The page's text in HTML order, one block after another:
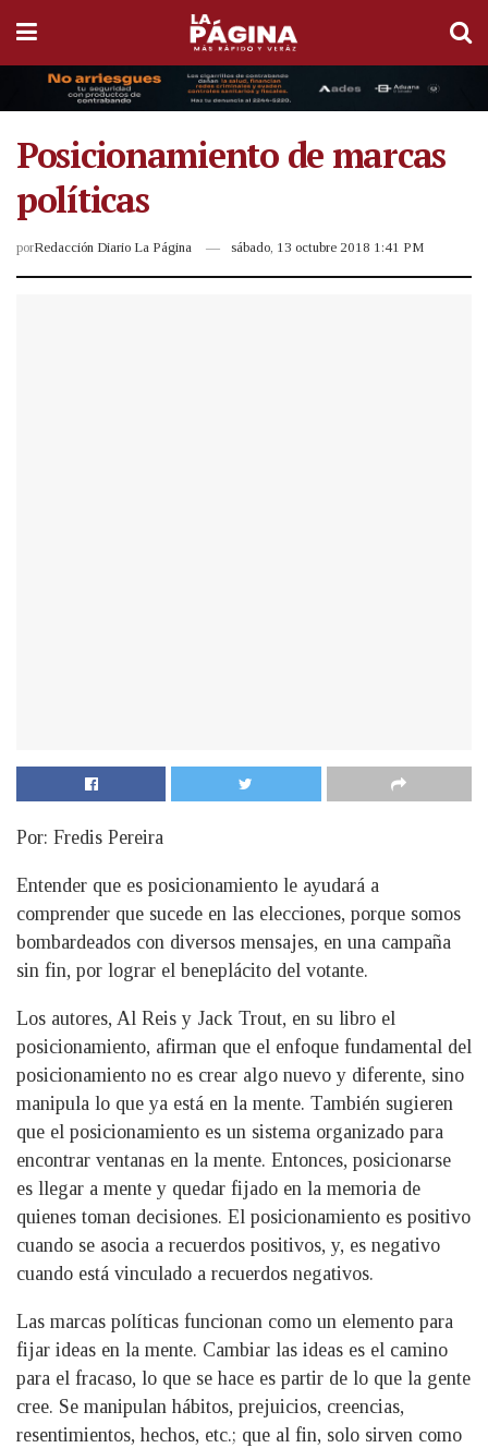
Posicionamiento de marcas
políticas
porRedacción Diario La Página sábado, 13 octubre 2018 1:41 PM
Por: Fredis Pereira
Entender que es posicionamiento le ayudará a
comprender que sucede en las elecciones, porque somos
bombardeados con diversos mensajes, en una campaña
sin fin, por lograr el beneplácito del votante.
Los autores, Al Reis y Jack Trout, en su libro el
posicionamiento, afirman que el enfoque fundamental del
posicionamiento no es crear algo nuevo y diferente, sino
manipula lo que ya está en la mente. También sugieren
que el posicionamiento es un sistema organizado para
encontrar ventanas en la mente. Entonces, posicionarse
es llegar a mente y quedar fijado en la memoria de
quienes toman decisiones. El posicionamiento es positivo
cuando se asocia a recuerdos positivos, y, es negativo
cuando está vinculado a recuerdos negativos.
Las marcas políticas funcionan como un elemento para
fijar ideas en la mente. Cambiar las ideas es el camino
para el fracaso, lo que se hace es partir de lo que la gente
cree. Se manipulan hábitos, prejuicios, creencias,
resentimientos, hechos, etc.; que al fin, solo sirven como